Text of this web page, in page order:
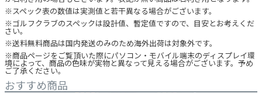
※スペック表の数値は実測値と若干異なる場合がございます。
※ゴルフクラブのスペックは設計値、暫定値ですので、目安とお考えくだ
さい。
※送料無料商品は国内発送のみのため海外出荷は対象外です。
※商品ページをご覧頂いた際にパソコン・モバイル端末のディスプレイ環
境によって、商品の色味が実物と異なって見える場合がございます。予め
ご了承ください。
おすすめ商品